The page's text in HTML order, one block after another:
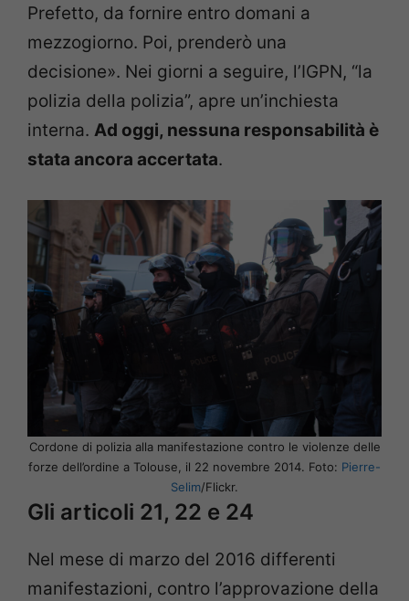
Prefetto, da fornire entro domani a
mezzogiorno. Poi, prenderò una
decisione». Nei giorni a seguire, l’IGPN, “la
polizia della polizia”, apre un’inchiesta
interna. Ad oggi, nessuna responsabilità è
stata ancora accertata.
Cordone di polizia alla manifestazione contro le violenze delle
forze dell’ordine a Tolouse, il 22 novembre 2014. Foto: Pierre-
Selim/Flickr.
Gli articoli 21, 22 e 24
Nel mese di marzo del 2016 differenti
manifestazioni, contro l’approvazione della